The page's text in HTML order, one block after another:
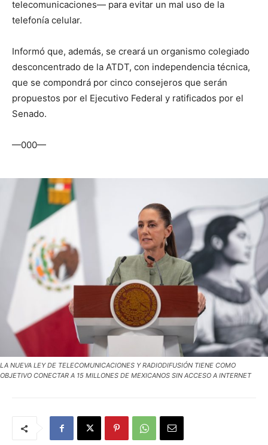
telecomunicaciones— para evitar un mal uso de la
telefonía celular.
Informó que, además, se creará un organismo colegiado
desconcentrado de la ATDT, con independencia técnica,
que se compondrá por cinco consejeros que serán
propuestos por el Ejecutivo Federal y ratificados por el
Senado.
—000—
LA NUEVA LEY DE TELECOMUNICACIONES Y RADIODIFUSIÓN TIENE COMO
OBJETIVO CONECTAR A 15 MILLONES DE MEXICANOS SIN ACCESO A INTERNET